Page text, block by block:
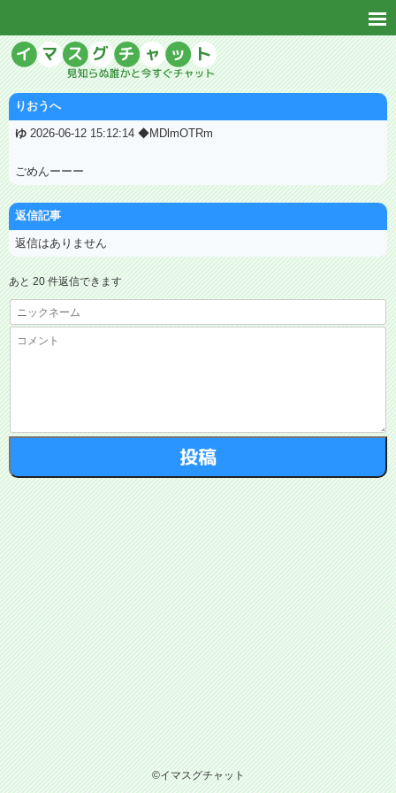
りおうへ
ゆ 2026-06-12 15:12:14 ◆MDlmOTRm
ごめんーーー
返信記事
返信はありません
あと 20 件返信できます
©イマスグチャット